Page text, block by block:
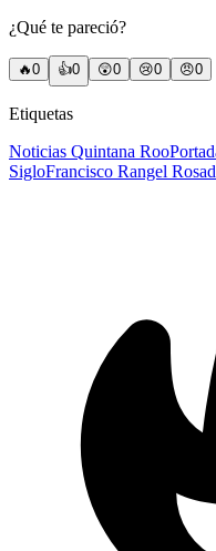
¿Qué te pareció?
🔥0 👍0 😲0 😢0 😠0
Etiquetas
Noticias Quintana Roo
SigloFrancisco Rangel